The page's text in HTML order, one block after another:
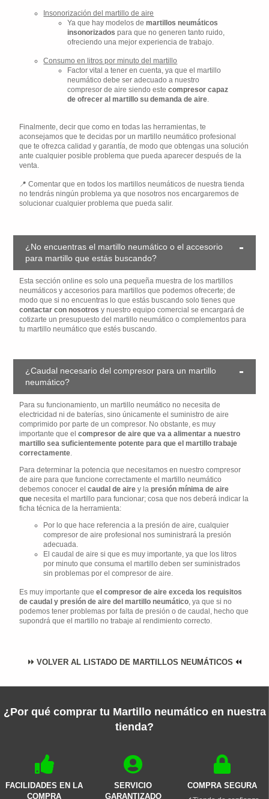
Insonorización del martillo de aire
Ya que hay modelos demartillos neumáticos
insonorizados para que no generen tanto ruido,
ofreciendo una mejor experiencia de trabajo.
Consumo en litros por minuto del martillo
Factor vital a tener en cuenta, ya que el martillo
neumático debe ser adecuado a nuestro
compresor de aire siendo estecompresor capaz
de ofrecer al martillo su demanda de aire.
Finalmente, decir que como en todas las herramientas, te
aconsejamos que te decidas por un martillo neumático profesional
que te ofrezca calidad y garantía, de modo que obtengas una solución
ante cualquier posible problema que pueda aparecer después de la
venta.
Comentar que en todos los martillos neumáticos de nuestra tienda
no tendrás ningún problema ya que nosotros nos encargaremos de
solucionar cualquier problema que pueda salir.
¿No encuentras el martillo neumático o el accesorio
para martillo que estás buscando?
Esta sección online es solo una pequeña muestra de los martillos
neumáticos y accesorios para martillos que podemos ofrecerte; de
modo que si no encuentras lo que estás buscando solo tienes que
contactar con nosotros y nuestro equipo comercial se encargará de
cotizarte un presupuesto del martillo neumático o complementos para
tu martillo neumático que estés buscando.
¿Caudal necesario del compresor para un martillo
neumático?
Para su funcionamiento, un martillo neumático no necesita de
electricidad ni de baterías, sino únicamente el suministro de aire
comprimido por parte de un compresor. No obstante, es muy
importante que elcompresor de aire que va a alimentar a nuestro
martillo sea suficientemente potente para que el martillo trabaje
correctamente.
Para determinar la potencia que necesitamos en nuestro compresor
de aire para que funcione correctamente el martillo neumático
debemos conocer elcaudal de aire y lapresión mínima de aire
que necesita el martillo para funcionar; cosa que nos deberá indicar la
ficha técnica de la herramienta:
Por lo que hace referencia a la presión de aire, cualquier
compresor de aire profesional nos suministrará la presión
adecuada.
El caudal de aire si que es muy importante, ya que los litros
por minuto que consuma el martillo deben ser suministrados
sin problemas por el compresor de aire.
Es muy importante queel compresor de aire exceda los requisitos
de caudal y presión de aire del martillo neumático, ya que si no
podemos tener problemas por falta de presión o de caudal, hecho que
supondrá que el martillo no trabaje al rendimiento correcto.
VOLVER AL LISTADO DE MARTILLOS NEUMÁTICOS
¿Por qué comprar tu Martillo neumático en nuestra
tienda?
FACILIDADES EN LA
COMPRA
SERVICIO
GARANTIZADO
COMPRA SEGURA